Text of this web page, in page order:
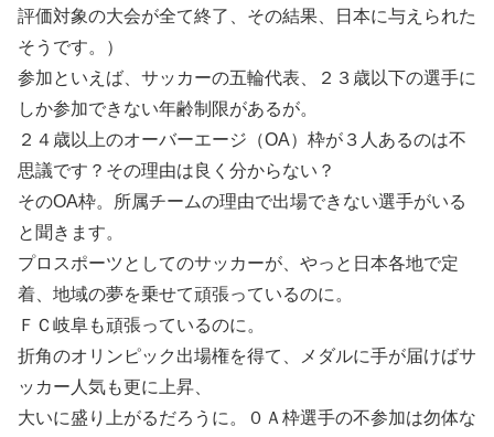
評価対象の大会が全て終了、その結果、日本に与えられた
そうです。）
参加といえば、サッカーの五輪代表、２３歳以下の選手に
しか参加できない年齢制限があるが。
２４歳以上のオーバーエージ（OA）枠が３人あるのは不
思議です？その理由は良く分からない？
そのOA枠。所属チームの理由で出場できない選手がいる
と聞きます。
プロスポーツとしてのサッカーが、やっと日本各地で定
着、地域の夢を乗せて頑張っているのに。
ＦＣ岐阜も頑張っているのに。
折角のオリンピック出場権を得て、メダルに手が届けばサ
ッカー人気も更に上昇、
大いに盛り上がるだろうに。０Ａ枠選手の不参加は勿体な